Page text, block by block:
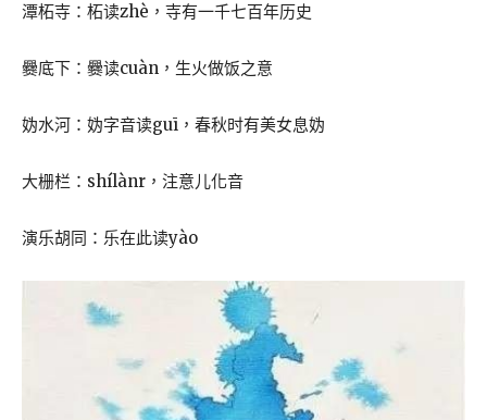
潭柘寺：柘读zhè，寺有一千七百年历史
爨底下：爨读cuàn，生火做饭之意
妫水河：妫字音读guī，春秋时有美女息妫
大栅栏：shílànr，注意儿化音
演乐胡同：乐在此读yào